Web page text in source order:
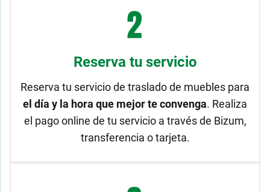
Reserva tu servicio
Reserva tu servicio de traslado de muebles para
el día y la hora que mejor te convenga. Realiza
el pago online de tu servicio a través de Bizum,
transferencia o tarjeta.